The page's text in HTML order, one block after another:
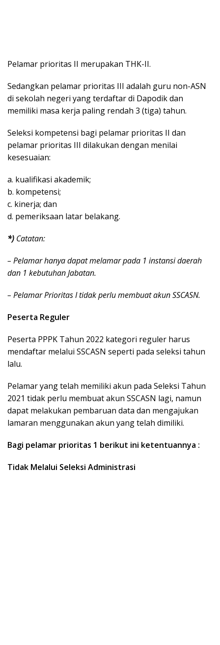
Pelamar prioritas II merupakan THK-II.
Sedangkan pelamar prioritas III adalah guru non-ASN
di sekolah negeri yang terdaftar di Dapodik dan
memiliki masa kerja paling rendah 3 (tiga) tahun.
Seleksi kompetensi bagi pelamar prioritas II dan
pelamar prioritas III dilakukan dengan menilai
kesesuaian:
a. kualifikasi akademik;
b. kompetensi;
c. kinerja; dan
d. pemeriksaan latar belakang.
*) Catatan:
– Pelamar hanya dapat melamar pada 1 instansi daerah
dan 1 kebutuhan Jabatan.
– Pelamar Prioritas I tidak perlu membuat akun SSCASN.
Peserta Reguler
Peserta PPPK Tahun 2022 kategori reguler harus
mendaftar melalui SSCASN seperti pada seleksi tahun
lalu.
Pelamar yang telah memiliki akun pada Seleksi Tahun
2021 tidak perlu membuat akun SSCASN lagi, namun
dapat melakukan pembaruan data dan mengajukan
lamaran menggunakan akun yang telah dimiliki.
Bagi pelamar prioritas 1 berikut ini ketentuannya :
Tidak Melalui Seleksi Administrasi